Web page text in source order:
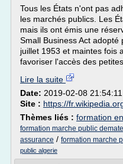
Tous les États n'ont pas
les marchés publics. Les
mais ils ont émis une
Small Business Act
juillet 1953 et maintes fois
favoriser l'accès des
Lire la suite
Date: 2019-02-08 21:54:11
Site : https://
Thèmes liés : formation
formation marche public
assurance / formation marche
public algerie